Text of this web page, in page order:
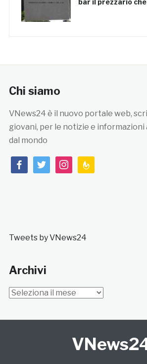
Chi siamo
VNews24 è il nuovo portale web,
giovani, per le notizie e informazioni
dal mondo
facebooktwitterinstagramfeedburner
Tweets by VNews24
Archivi
Archivi